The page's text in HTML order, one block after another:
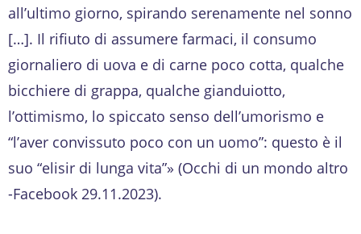
all’ultimo giorno, spirando serenamente nel sonno
[…]. Il rifiuto di assumere farmaci, il consumo
giornaliero di uova e di carne poco cotta, qualche
bicchiere di grappa, qualche gianduiotto,
l’ottimismo, lo spiccato senso dell’umorismo e
“l’aver convissuto poco con un uomo”: questo è il
suo “elisir di lunga vita”» (Occhi di un mondo altro
-Facebook 29.11.2023).